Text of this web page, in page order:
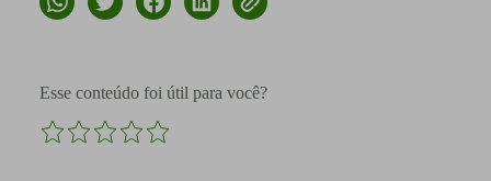
Esse conteúdo foi útil para você?